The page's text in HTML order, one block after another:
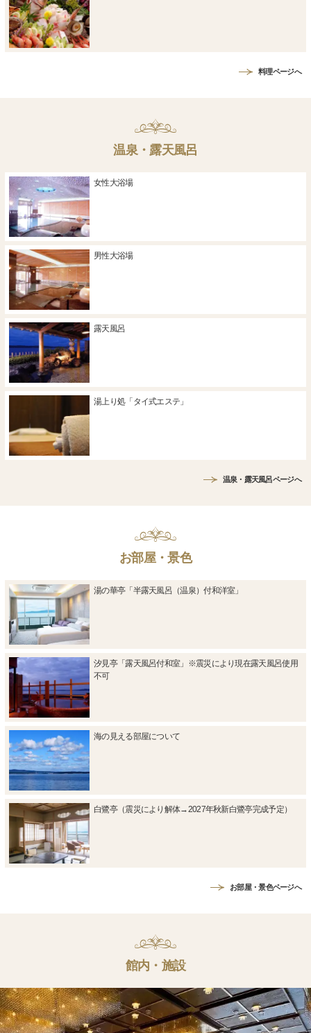
料理ページへ
温泉・露天風呂
女性大浴場
男性大浴場
露天風呂
湯上り処「タイ式エステ」
温泉・露天風呂ページへ
お部屋・景色
湯の華亭「半露天風呂（温泉）付和洋室」
汐見亭「露天風呂付和室」※震災により現在露天風呂使用
不可
海の見える部屋について
白鷺亭（震災により解体→2027年秋新白鷺亭完成予定）
お部屋・景色ページへ
館内・施設